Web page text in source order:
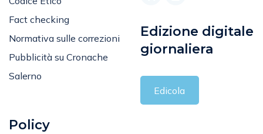
Fact checking
Normativa sulle correzioni
Pubblicità su Cronache
Salerno
giornaliera
Edicola